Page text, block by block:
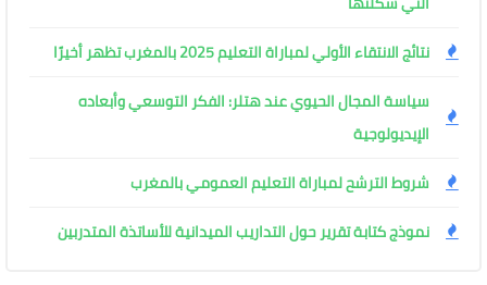
نتائج الانتقاء الأولي لمباراة التعليم 2025 بالمغرب تظهر أخيرًا
سياسة المجال الحيوي عند هتلر: الفكر التوسعي وأبعاده
الإيديولوجية
شروط الترشح لمباراة التعليم العمومي بالمغرب
نموذج كتابة تقرير حول التداريب الميدانية للأساتذة المتدربين